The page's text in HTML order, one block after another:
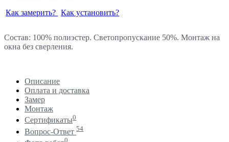
Как замерить? Как установить?
Состав: 100% полиэстер. Светопропускание 50%. Монтаж на
окна без сверления.
Описание
Оплата и доставка
Замер
Монтаж
Сертификаты0
Вопрос-Ответ 54
0